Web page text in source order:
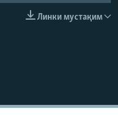
Линки мустақим